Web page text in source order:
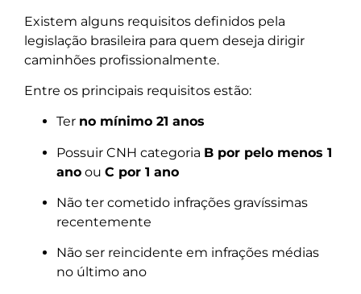
Existem alguns requisitos definidos pela
legislação brasileira para quem deseja dirigir
caminhões profissionalmente.
Entre os principais requisitos estão:
Ter no mínimo 21 anos
Possuir CNH categoria B por pelo menos 1
ano ou C por 1 ano
Não ter cometido infrações gravíssimas
recentemente
Não ser reincidente em infrações médias
no último ano